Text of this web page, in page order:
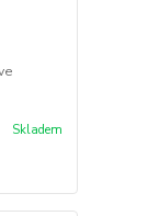
Skladem